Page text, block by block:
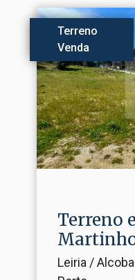
Terreno
Venda
Terreno
Leiria /